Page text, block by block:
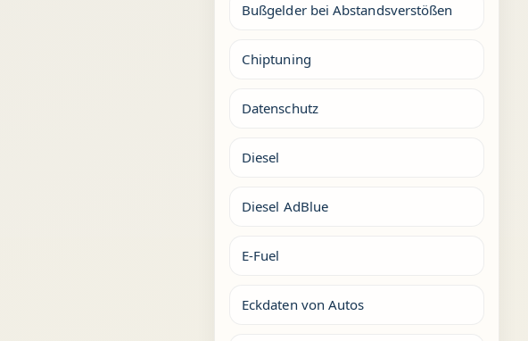
Bußgelder bei Abstandsverstößen
Chiptuning
Datenschutz
Diesel
Diesel AdBlue
E-Fuel
Eckdaten von Autos